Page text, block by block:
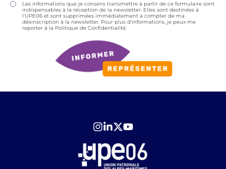
Les informations que je consens transmettre à partir de ce formulaire sont
indispensables à la réception de la newsletter. Elles sont destinées à
l'UPE06 et sont supprimées immédiatement à compter de ma
désinscription à la newsletter. Pour plus d'informations, je peux me
reporter à la Politique de Confidentialité.